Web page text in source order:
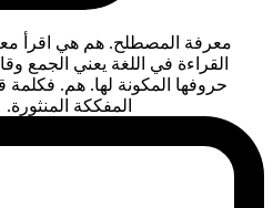
معرفة المصطلح. هم هي اقرأ
القراءة في اللغة يعني الجمع
حروفها المكونة لها. هم. فكلمة
المفككة